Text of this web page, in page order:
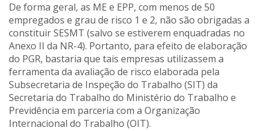
De forma geral, as ME e EPP, com menos de 50
empregados e grau de risco 1 e 2, não são obrigadas a
constituir SESMT (salvo se estiverem enquadradas no
Anexo II da NR-4). Portanto, para efeito de elaboração
do PGR, bastaria que tais empresas utilizassem a
ferramenta da avaliação de risco elaborada pela
Subsecretaria de Inspeção do Trabalho (SIT) da
Secretaria do Trabalho do Ministério do Trabalho e
Previdência em parceria com a Organização
Internacional do Trabalho (OIT).